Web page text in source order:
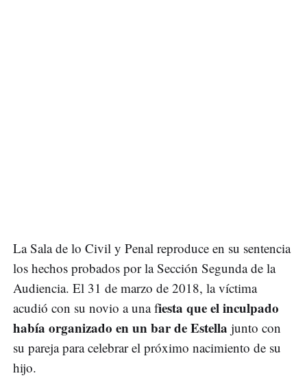
La Sala de lo Civil y Penal reproduce en su sentencia
los hechos probados por la Sección Segunda de la
Audiencia. El 31 de marzo de 2018, la víctima
acudió con su novio a una fiesta que el inculpado
había organizado en un bar de Estella junto con
su pareja para celebrar el próximo nacimiento de su
hijo.